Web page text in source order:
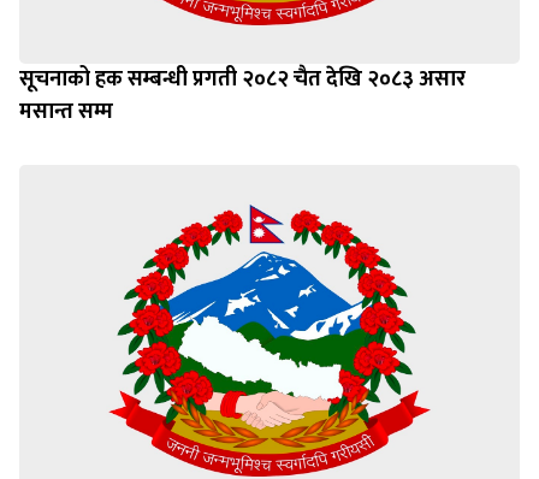
सूचनाको हक सम्बन्धी प्रगती २०८२ चैत देखि २०८३ असार
मसान्त सम्म